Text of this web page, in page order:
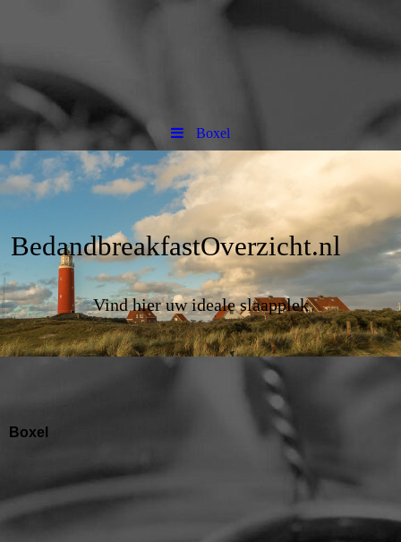
Boxel
BedandbreakfastOverzicht.nl
Vind hier uw ideale slaapplek
Boxel